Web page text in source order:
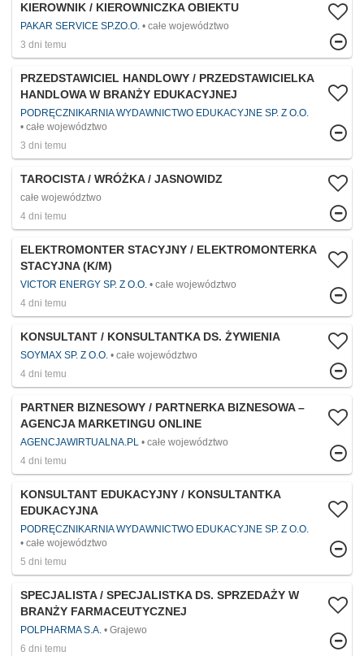
KIEROWNIK / KIEROWNICZKA OBIEKTU
PAKAR SERVICE SP.ZO.O.
całe województwo
3 dni temu
PRZEDSTAWICIEL HANDLOWY / PRZEDSTAWICIELKA
HANDLOWA W BRANŻY EDUKACYJNEJ
PODRĘCZNIKARNIA WYDAWNICTWO EDUKACYJNE SP. Z O.O.
całe województwo
3 dni temu
TAROCISTA / WRÓŻKA / JASNOWIDZ
całe województwo
4 dni temu
ELEKTROMONTER STACYJNY / ELEKTROMONTERKA
STACYJNA (K/M)
VICTOR ENERGY SP. Z O.O.
całe województwo
4 dni temu
KONSULTANT / KONSULTANTKA DS. ŻYWIENIA
SOYMAX SP. Z O.O.
całe województwo
4 dni temu
PARTNER BIZNESOWY / PARTNERKA BIZNESOWA –
AGENCJA MARKETINGU ONLINE
AGENCJAWIRTUALNA.PL
całe województwo
4 dni temu
KONSULTANT EDUKACYJNY / KONSULTANTKA
EDUKACYJNA
PODRĘCZNIKARNIA WYDAWNICTWO EDUKACYJNE SP. Z O.O.
całe województwo
5 dni temu
SPECJALISTA / SPECJALISTKA DS. SPRZEDAŻY W
BRANŻY FARMACEUTYCZNEJ
POLPHARMA S.A.
Grajewo
6 dni temu